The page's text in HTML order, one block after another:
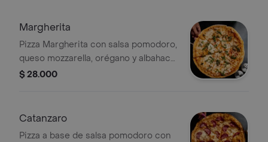
Margherita
Pizza Margherita con salsa pomodoro,
queso mozzarella, orégano y albahaca
fresca.
$ 28.000
Catanzaro
Pizza a base de salsa pomodoro con